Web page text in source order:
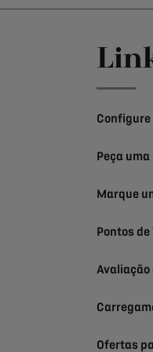
Configure
Peça
Marque
Pontos de
Avaliação
Ofertas